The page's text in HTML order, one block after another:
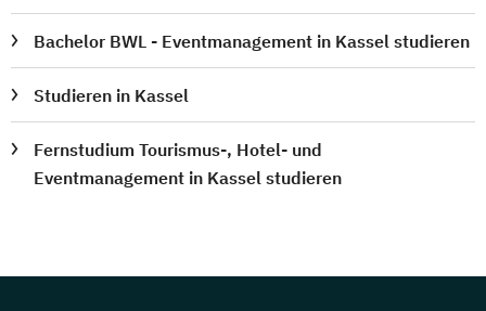
Bachelor BWL - Eventmanagement in Kassel studieren
Studieren in Kassel
Fernstudium Tourismus-, Hotel- und
Eventmanagement in Kassel studieren